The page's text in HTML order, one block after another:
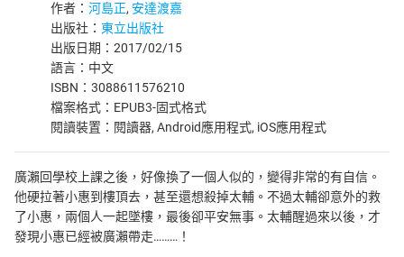
作者： 河島正, 安達渡嘉
出版社： 東立出版社
出版日期：2017/02/15
語言：中文
ISBN：3088611576210
檔案格式：EPUB3-固式格式
閱讀裝置：閱讀器, Android應用程式, iOS應用程式
廣瀨回學校上課之後，好像換了一個人似的，變得非常的有自信。
他硬拉著小惠到樓頂去，甚至還想殺掉太輔。不過太輔卻意外的救
了小惠，兩個人一起墜樓，最後卻平安無事。太輔醒過來以後，才
發現小惠已經被廣瀨帶走………！